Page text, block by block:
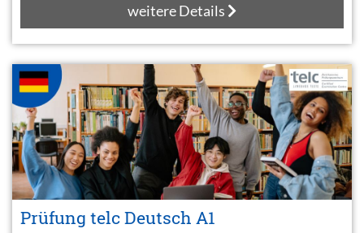
weitere Details
Prüfung telc Deutsch A1